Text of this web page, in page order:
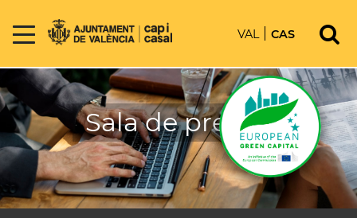
VAL CAS
Sala de prensa